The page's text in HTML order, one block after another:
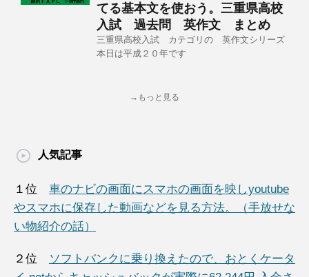
てる基本文を使おう。三重県高校
入試 過去問 英作文 まとめ
三重県高校入試 カテゴリの 英作文シリーズ
本日は平成２０年です
→もっと見る
人気記事
１位 車のナビの画面にスマホの画面を映しyoutube
やスマホに保存した動画などを見る方法。（手放せな
い物紹介の話）
２位
ソフトバンクに乗り換えたので、おとくケータ